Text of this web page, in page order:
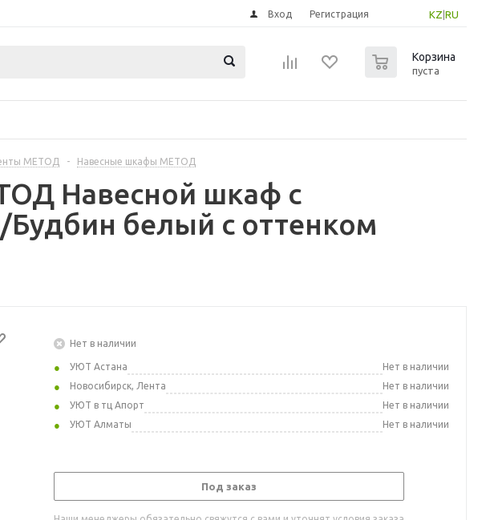
KZ RU
Вход Регистрация
Корзина
пуста
МЕТОД - Навесные шкафы МЕТОД
Навесной шкаф с
белый с оттенком
Нет в наличии
УЮТ Астана
Нет в наличии
Новосибирск, Лента
Нет в наличии
УЮТ в тц Апорт
Нет в наличии
УЮТ Алматы
Нет в наличии
Под заказ